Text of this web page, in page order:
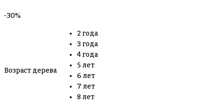
-30%
Возраст дерева
2 года
3 года
4 года
5 лет
6 лет
7 лет
8 лет